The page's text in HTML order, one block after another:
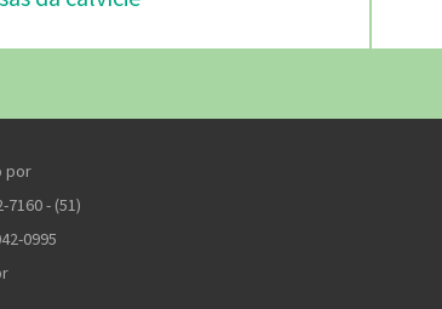
por
7160 - (51)
0995